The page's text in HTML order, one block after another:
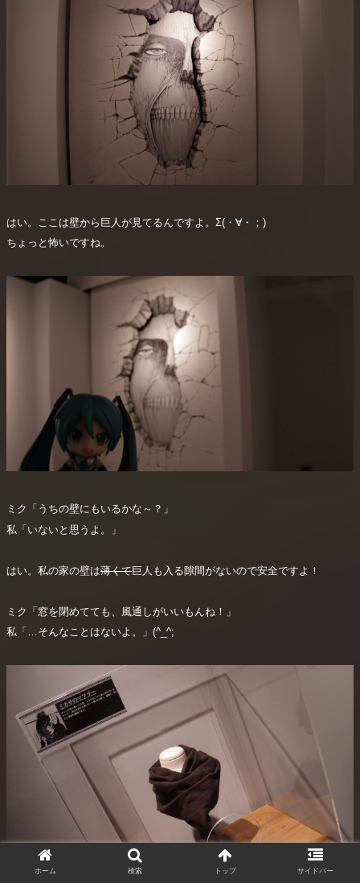
はい。ここは壁から巨人が見てるんですよ。Σ(・∀・；)
ちょっと怖いですね。
ミク「うちの壁にもいるかな～？」
私「いないと思うよ。」
はい。私の家の壁は薄くて巨人も入る隙間がないので安全ですよ！
ミク「窓を閉めてても、風通しがいいもんね！」
私「…そんなことはないよ。」(^_^;
ホーム 検索 トップ サイドバー